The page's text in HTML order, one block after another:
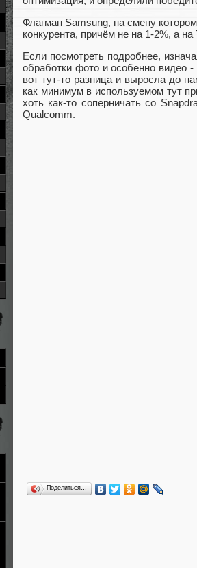
Флагман Samsung, на смену
конкурента, причём не на 1-2%, а
Если посмотреть подробнее,
обработки фото и особенно видео
вот тут-то разница и выросла до
как минимум в используемом тут
хоть как-то соперничать со
Qualcomm.
Поделиться…